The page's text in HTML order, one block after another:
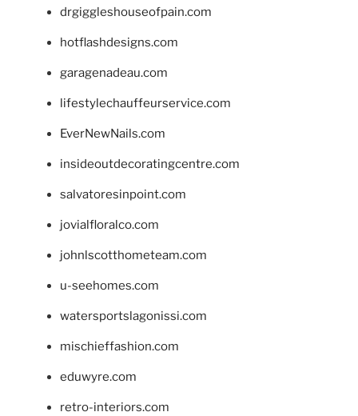
drgiggleshouseofpain.com
hotflashdesigns.com
garagenadeau.com
lifestylechauffeurservice.com
EverNewNails.com
insideoutdecoratingcentre.com
salvatoresinpoint.com
jovialfloralco.com
johnlscotthometeam.com
u-seehomes.com
watersportslagonissi.com
mischieffashion.com
eduwyre.com
retro-interiors.com